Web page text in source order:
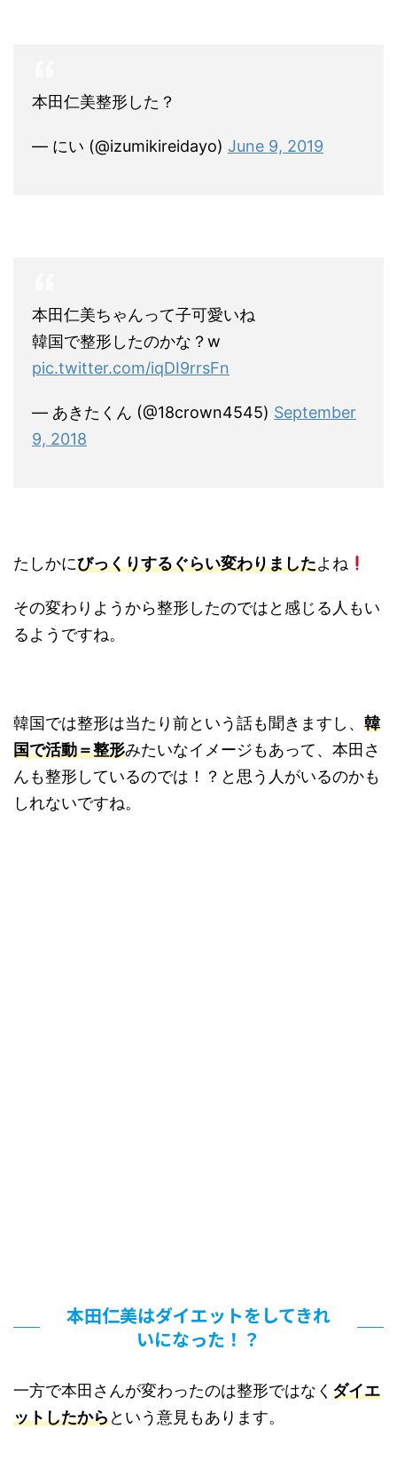
本田仁美整形した？
— にい (@izumikireidayo) June 9, 2019
本田仁美ちゃんって子可愛いね
韓国で整形したのかな？w
pic.twitter.com/iqDI9rrsFn
— あきたくん (@18crown4545) September
9, 2018
たしかにびっくりするぐらい変わりましたよね
その変わりようから整形したのではと感じる人もい
るようですね。
韓国では整形は当たり前という話も聞きますし、 韓
国で活動＝整形みたいなイメージもあって、本田さ
んも整形しているのでは！？と思う人がいるのかも
しれないですね。
本田仁美はダイエットをしてきれ
いになった！？
一方で本田さんが変わったのは整形ではなく ダイエ
ットしたからという意見もあります。